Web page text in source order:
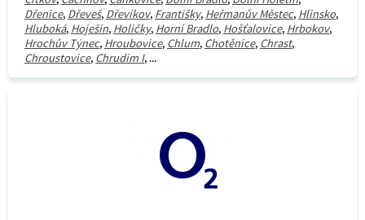
Dřenice, Dřeveš, Dřevíkov, Františky, Heřmanův Městec, Hlinsko,
Hluboká, Hoješín, Holičky, Horní Bradlo, Hošťalovice, Hrbokov,
Hrochův Týnec, Hroubovice, Chlum, Chotěnice, Chrast,
Chroustovice, Chrudim I, ...